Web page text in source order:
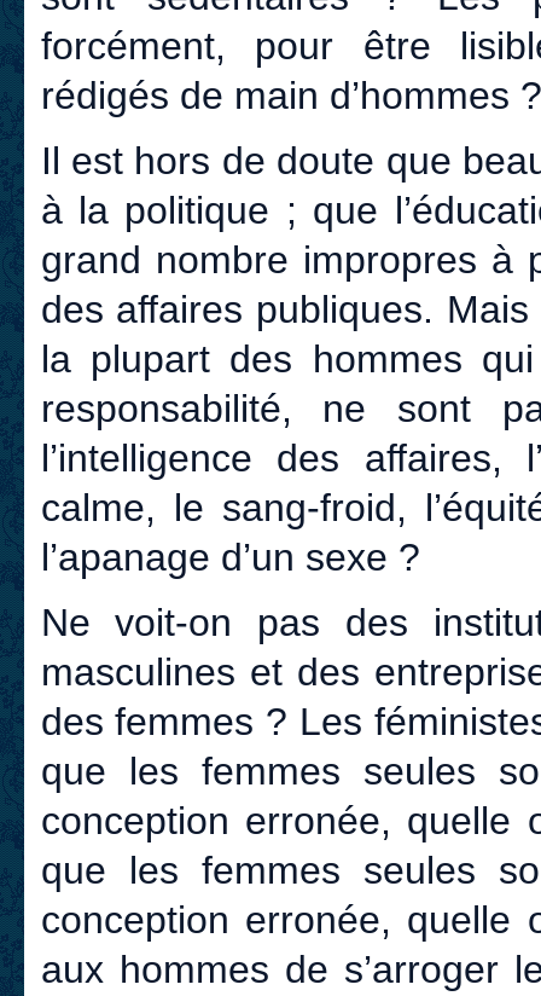
forcément, pour être
rédigés de main d’hommes ?
Il est hors de doute que
à la politique ; que
grand nombre impropres à
des affaires publiques.
la plupart des hommes
responsabilité, ne sont
l’intelligence des
calme, le sang-froid,
l’apanage d’un sexe ?
Ne voit-on pas des
masculines et des
des femmes ? Les
que les femmes seules
conception erronée, quelle
que les femmes seules
conception erronée, quelle
aux hommes de s’arroger